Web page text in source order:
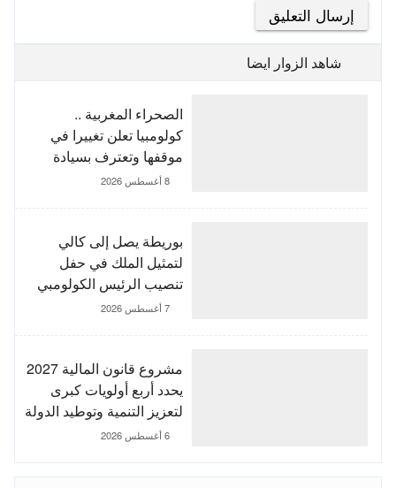
شاهد الزوار ايضا
الصحراء المغربية ..
كولومبيا تعلن تغييرا في
موقفها وتعترف بسيادة
المغرب على صحرائه
8 أغسطس 2026
بوريطة يصل إلى كالي
لتمثيل الملك في حفل
تنصيب الرئيس الكولومبي
الجديد
7 أغسطس 2026
مشروع قانون المالية 2027
يحدد أربع أولويات كبرى
لتعزيز التنمية وتوطيد الدولة
الاجتماعية
6 أغسطس 2026